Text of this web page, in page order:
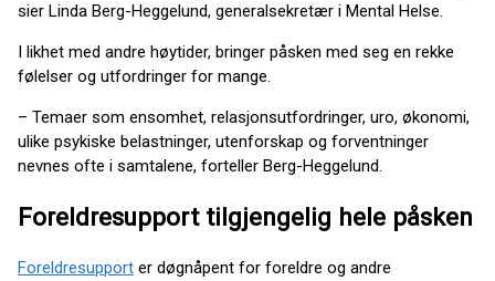
sier Linda Berg-Heggelund, generalsekretær i Mental Helse.
I likhet med andre høytider, bringer påsken med seg en rekke
følelser og utfordringer for mange.
– Temaer som ensomhet, relasjonsutfordringer, uro, økonomi,
ulike psykiske belastninger, utenforskap og forventninger
nevnes ofte i samtalene, forteller Berg-Heggelund.
Foreldresupport tilgjengelig hele påsken
Foreldresupport er døgnåpent for foreldre og andre